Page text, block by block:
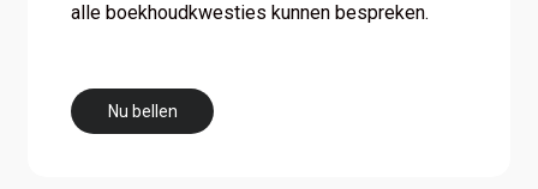
alle boekhoudkwesties kunnen bespreken.
Nu bellen